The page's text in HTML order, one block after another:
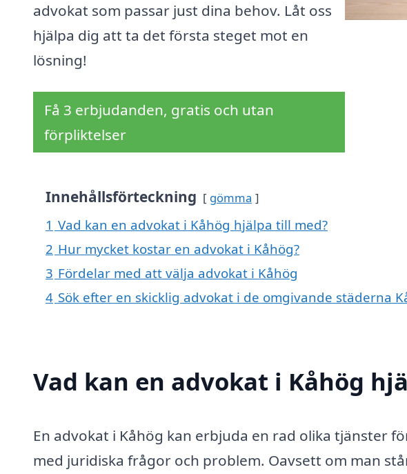
advokat som passar just dina behov. Låt oss
hjälpa dig att ta det första steget mot en
lösning!
Få 3 erbjudanden, gratis och utan
förpliktelser
Innehållsförteckning gömma
1 Vad kan en advokat i Kåhög hjälpa till med?
2 Hur mycket kostar en advokat i Kåhög?
3 Fördelar med att välja advokat i Kåhög
4 Sök efter en skicklig advokat i de omgivande städerna
Vad kan en advokat i Kåhög
En advokat i Kåhög kan erbjuda en rad olika tjänster
med juridiska frågor och problem. Oavsett om man